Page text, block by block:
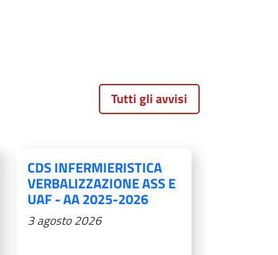
CDS INFERMIERISTICA
VERBALIZZAZIONE ASS E
UAF - AA 2025-2026
3 agosto 2026
Tutti gli avvisi